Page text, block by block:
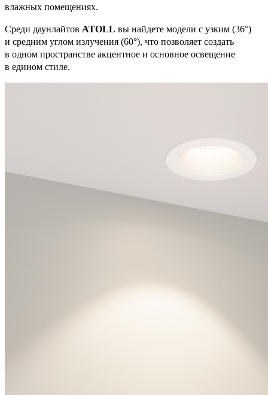
влажных помещениях.
Среди даунлайтов ATOLL вы найдете модели с узким (36°)
и средним углом излучения (60°), что позволяет создать
в одном пространстве акцентное и основное освещение
в едином стиле.